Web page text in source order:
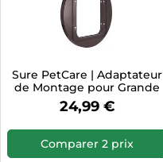
Sure PetCare | Adaptateur
de Montage pour Grande
chatière à Puce
électronique SureFlap et
SureFlap pour Chats et
Petits Chiens, pour Les
24,99 €
Comparer 2 prix